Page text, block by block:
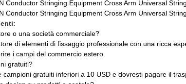
o una società commerciale?
di elementi di fissaggio professionale con una ricca
i campi del commercio estero.
gratuiti?
campioni gratuiti inferiori a 10 USD e dovresti pagare il